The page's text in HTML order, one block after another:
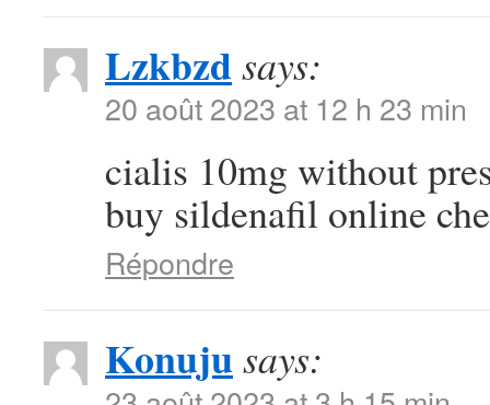
Lzkbzdsays:
20 août 2023 at 12 h 23 min
cialis 10mg without
buy sildenafil online
Répondre
Konujusays: